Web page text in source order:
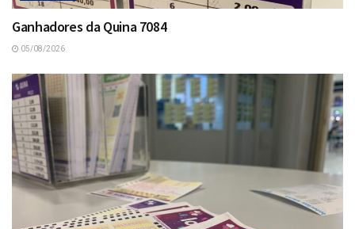
Ganhadores da Quina 7084
05/08/2026